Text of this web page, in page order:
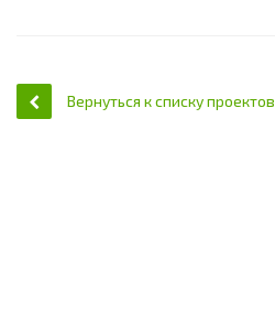
Вернуться к списку проектов